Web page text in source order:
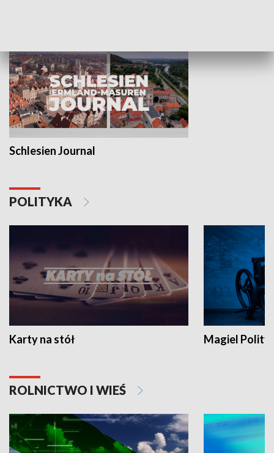
Schlesien Journal
POLITYKA
Karty na stół Magiel
ROLNICTWO I WIEŚ